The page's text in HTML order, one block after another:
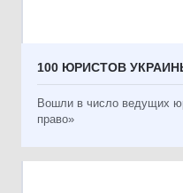
100 ЮРИСТОВ
Вошли в число ведущих
право»